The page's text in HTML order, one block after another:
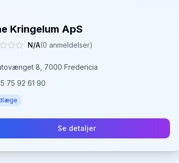
Kringelum ApS
N/A(0 anmeldelser)
8, 7000 Fredericia
75 92 61 90
Se detaljer